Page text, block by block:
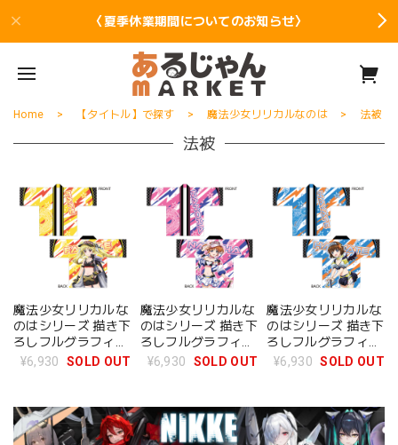
〈夏季休業期間についてのお知らせ〉
Home 【タイトル】で探す 魔法少女リリカルなのは 法被
法被
魔法少女リリカルな
のはシリーズ 描き下
ろしフルグラフィッ
クハッピ / フェイ
¥6,930 SOLD OUT
魔法少女リリカルな
のはシリーズ 描き下
ろしフルグラフィッ
クハッピ / 高町 なの
¥6,930 SOLD OUT
魔法少女リリカルな
のはシリーズ 描き下
ろしフルグラフィッ
クハッピ / 八神 はや
¥6,930 SOLD OUT